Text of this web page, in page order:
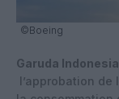
©Boeing
Garuda Indonesia
l’approbation de